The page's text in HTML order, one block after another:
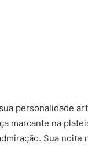
personalidade
marcante na
Sua